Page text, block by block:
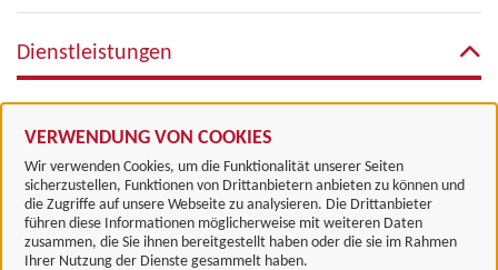
VERWENDUNG VON COOKIES
Wir verwenden Cookies, um die Funktionalität unserer Seiten
sicherzustellen, Funktionen von Drittanbietern anbieten zu können und
die Zugriffe auf unsere Webseite zu analysieren. Die Drittanbieter
führen diese Informationen möglicherweise mit weiteren Daten
zusammen, die Sie ihnen bereitgestellt haben oder die sie im Rahmen
Ihrer Nutzung der Dienste gesammelt haben.
Dienstleistungen
Landkreis Göttingen